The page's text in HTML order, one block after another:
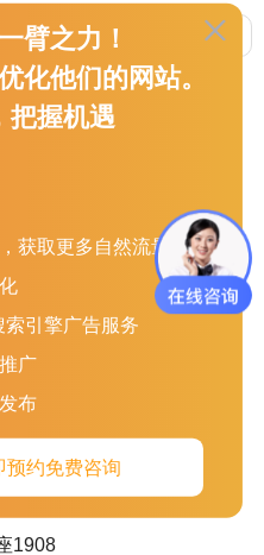
下一篇 :PHEIC和疫区国是两回事
外贸资讯
外贸站推广知识
外贸企业邮箱
网站运营SEO
1908
臂之力！
化他们的网站。
把握机遇
获取更多自然流量
引擎广告服务
广
布
预约免费咨询